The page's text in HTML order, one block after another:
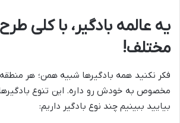
یه عالمه بادگیر، با کلی
مختلف!
فکر نکنید همه بادگیرها شبیه همن؛ هر منطقه
مخصوص به خودش رو داره. این تنوع
بیایید ببینیم چند نوع بادگیر داریم: